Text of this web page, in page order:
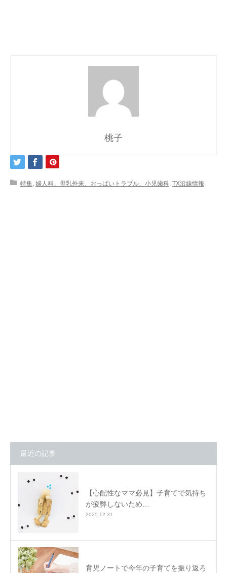
桃子
特集 婦人科、母乳外来、おっぱいトラブル、小児歯科 TX沿線情報
最近の記事
【心配性なママ必見】子育てで気持ち
が疲弊しないため…
2025.12.31
育児ノートで今年の子育てを振り返ろ